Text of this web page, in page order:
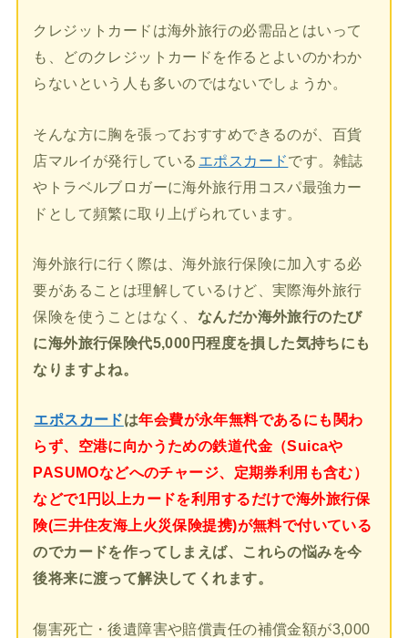
クレジットカードは海外旅行の必需品とはいって
も、どのクレジットカードを作るとよいのかわか
らないという人も多いのではないでしょうか。
そんな方に胸を張っておすすめできるのが、百貨
店マルイが発行している エポスカードです。雑誌
やトラベルブロガーに海外旅行用コスパ最強カー
ドとして頻繁に取り上げられています。
海外旅行に行く際は、海外旅行保険に加入する必
要があることは理解しているけど、実際海外旅行
保険を使うことはなく、 なんだか海外旅行のたび
に海外旅行保険代5,000円程度を損した気持ちにも
なりますよね。
エポスカードは年会費が永年無料であるにも関わ
らず、空港に向かうための鉄道代金（Suicaや
PASUMOなどへのチャージ、定期券利用も含む）
などで1円以上カードを利用するだけで海外旅行保
険(三井住友海上火災保険提携)が無料で付いている
のでカードを作ってしまえば、これらの悩みを今
後将来に渡って解決してくれます。
傷害死亡・後遺障害や賠償責任の補償金額が3,000